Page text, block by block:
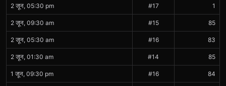
2 जून, 05:30 pm #17 1
2 जून, 09:30 am #15 85
2 जून, 05:30 am #16 83
2 जून, 01:30 am #14 85
1 जून, 09:30 pm #16 84